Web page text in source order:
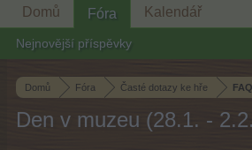
Domů Fóra Časté dotazy ke hře
Den v muzeu (28.1. -
Domů Fóra
Nejnovější příspěvky
Kalendář